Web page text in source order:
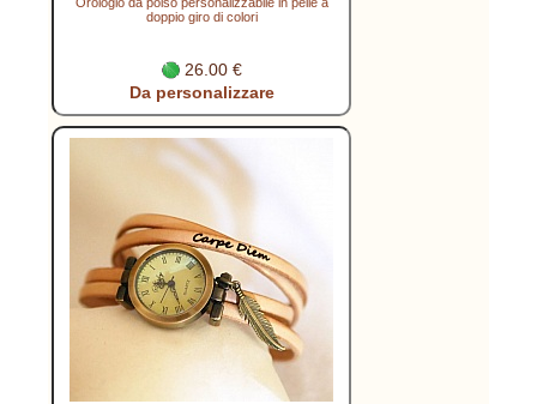
doppio giro di colori
26.00 €
Da personalizzare